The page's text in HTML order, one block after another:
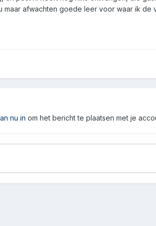
maar afwachten goede leer voor waar ik de
nu in om het bericht te plaatsen met je